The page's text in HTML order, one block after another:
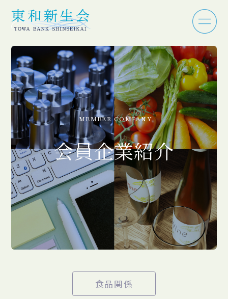
MEMBER COMPANY
会員企業紹介
食品関係